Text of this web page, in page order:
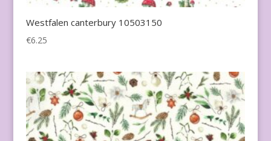
Westfalen canterbury 10503150
€6.25